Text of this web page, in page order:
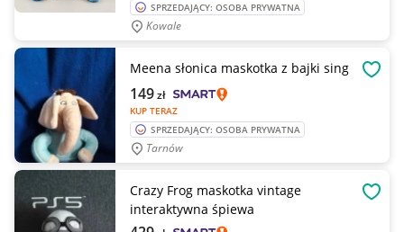
SPRZEDAJĄCY: OSOBA PRYWATNA
Kowale
Meena słonica maskotka z bajki sing
KUP TERAZ
149zł
SPRZEDAJĄCY: OSOBA PRYWATNA
Tarnów
Crazy Frog maskotka vintage
interaktywna śpiewa